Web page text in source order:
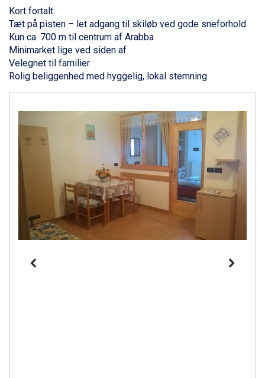
St. Anton fra DKK 7.245
Zell am See fra DKK 4.095
Livigno fra DKK 4.145
Canazei fra DKK 4.745
Ponte di Legno fra DKK 4.745
Sauze dOulx fra DKK 4.045
Alleghe fra DKK 5.595
Arabba fra DKK 7.045
La Thuile fra DKK 4.595
Val Thorens fra DKK 5.395
Cervinia fra DKK 5.295
Sölden fra DKK 8.445
Bad Hofgastein fra DKK 5.495
Passo Tonale fra DKK 3.795
Saalbach fra DKK 5.945
Champoluc fra DKK 3.795
Sestriere fra DKK 4.395
Wagrain fra DKK 4.645
Kort fortalt:
Tæt på pisten – let adgang til skiløb ved gode sneforhold
Kun ca. 700 m til centrum af Arabba
Minimarket lige ved siden af
Velegnet til familier
Rolig beliggenhed med hyggelig, lokal stemning